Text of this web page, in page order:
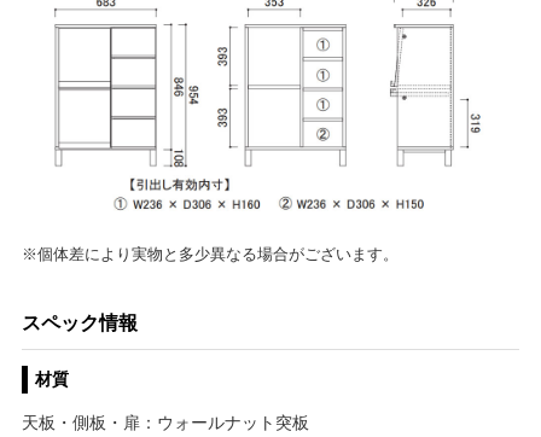
※個体差により実物と多少異なる場合がございます。
スペック情報
材質
天板・側板・扉：ウォールナット突板